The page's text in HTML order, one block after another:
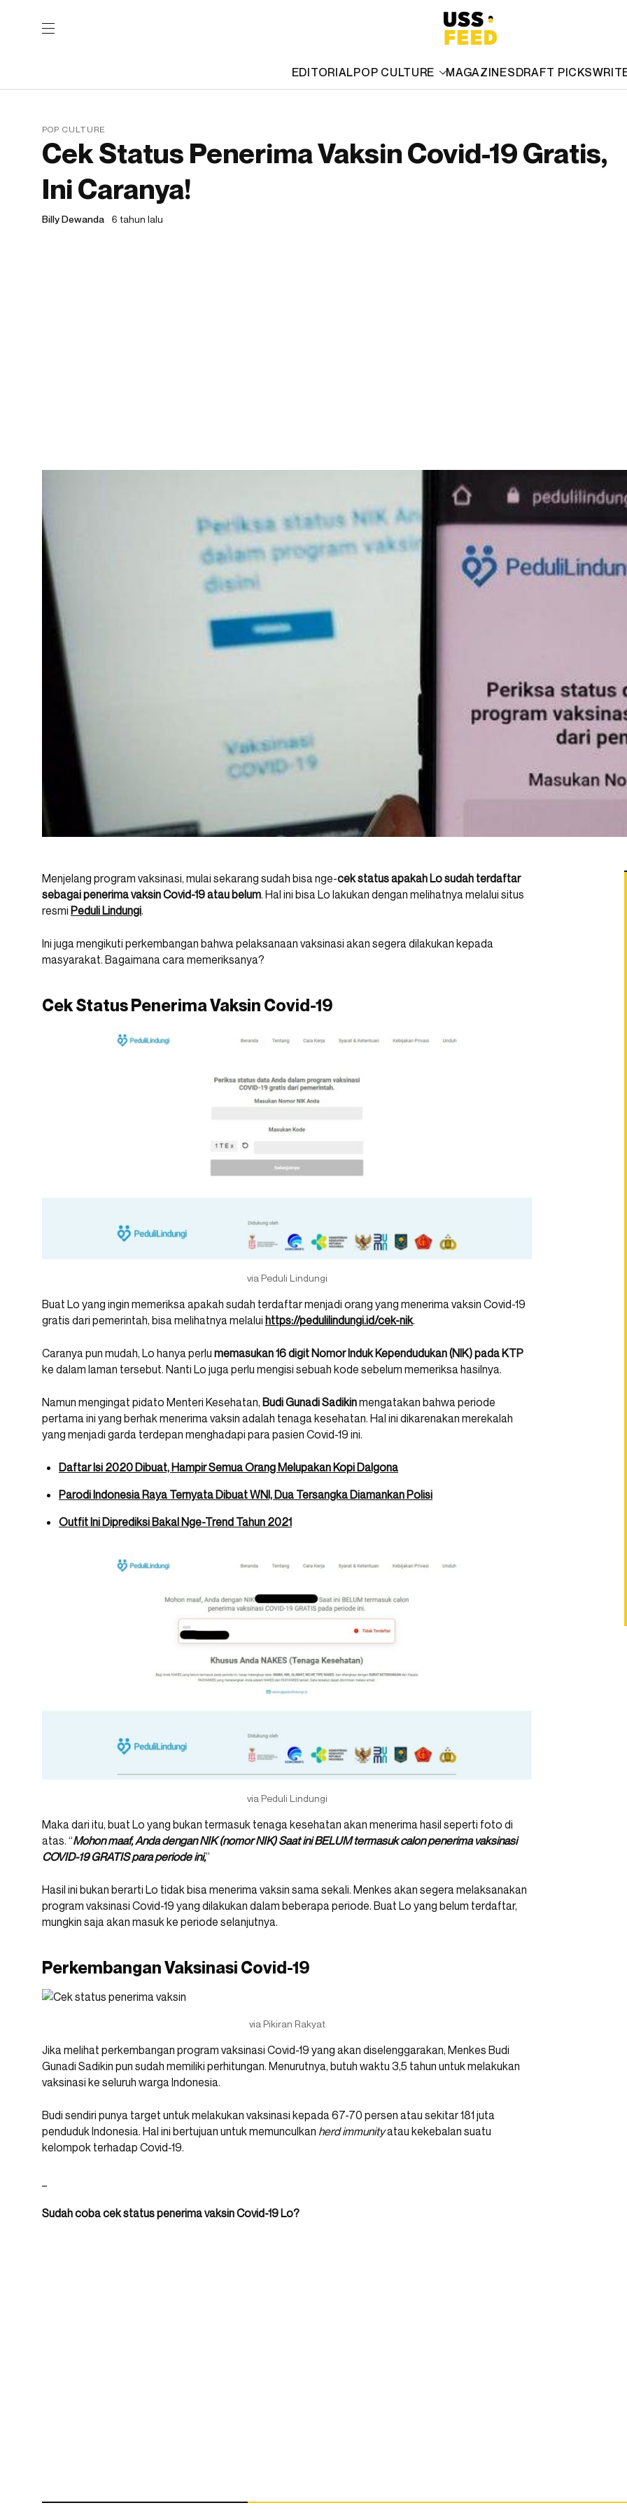
EDITORIALPOP CULTURE MAGAZINESDRAFT PICKS
POP CULTURE
Cek Status Penerima Vaksin Covid-19 Gratis,
Ini Caranya!
Billy Dewanda 6 tahun lalu
Menjelang program vaksinasi, mulai sekarang sudah bisa nge-cek status apakah Lo sudah terdaftar
sebagai penerima vaksin Covid-19 atau belum. Hal ini bisa Lo lakukan dengan melihatnya melalui situs
resmi Peduli Lindungi.
Ini juga mengikuti perkembangan bahwa pelaksanaan vaksinasi akan segera dilakukan kepada
masyarakat. Bagaimana cara memeriksanya?
Cek Status Penerima Vaksin Covid-19
via Peduli Lindungi
Buat Lo yang ingin memeriksa apakah sudah terdaftar menjadi orang yang menerima vaksin Covid-19
gratis dari pemerintah, bisa melihatnya melalui https://pedulilindungi.id/cek-nik.
Caranya pun mudah, Lo hanya perlu memasukan 16 digit Nomor Induk Kependudukan (NIK) pada KTP
ke dalam laman tersebut. Nanti Lo juga perlu mengisi sebuah kode sebelum memeriksa hasilnya.
Namun mengingat pidato Menteri Kesehatan, Budi Gunadi Sadikinmengatakan bahwa periode
pertama ini yang berhak menerima vaksin adalah tenaga kesehatan. Hal ini dikarenakan merekalah
yang menjadi garda terdepan menghadapi para pasien Covid-19 ini.
Daftar Isi 2020 Dibuat, Hampir Semua Orang Melupakan Kopi Dalgona
Parodi Indonesia Raya Ternyata Dibuat WNI, Dua Tersangka Diamankan Polisi
Outfit Ini Diprediksi Bakal Nge-Trend Tahun 2021
via Peduli Lindungi
Maka dari itu, buat Lo yang bukan termasuk tenaga kesehatan akan menerima hasil seperti foto di
atas. “Mohon maaf, Anda dengan NIK (nomor NIK) Saat ini BELUM termasuk calon penerima vaksinasi
COVID-19 GRATIS para periode ini,”
Hasil ini bukan berarti Lo tidak bisa menerima vaksin sama sekali. Menkes akan segera melaksanakan
program vaksinasi Covid-19 yang dilakukan dalam beberapa periode. Buat Lo yang belum terdaftar,
mungkin saja akan masuk ke periode selanjutnya.
Perkembangan Vaksinasi Covid-19
via Pikiran Rakyat
Jika melihat perkembangan program vaksinasi Covid-19 yang akan diselenggarakan, Menkes Budi
Gunadi Sadikin pun sudah memiliki perhitungan. Menurutnya, butuh waktu 3,5 tahun untuk melakukan
vaksinasi ke seluruh warga Indonesia.
Budi sendiri punya target untuk melakukan vaksinasi kepada 67-70 persen atau sekitar 181 juta
penduduk Indonesia. Hal ini bertujuan untuk memunculkan herd immunityatau kekebalan suatu
kelompok terhadap Covid-19.
Sudah coba cek status penerima vaksin Covid-19 Lo?